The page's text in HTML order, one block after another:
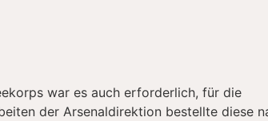
war es auch erforderlich, für die
der Arsenaldirektion bestellte diese